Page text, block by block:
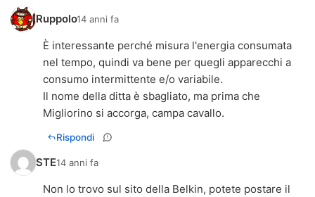
Ruppolo14 anni fa
È interessante perché misura l'energia consumata
nel tempo, quindi va bene per quegli apparecchi a
consumo intermittente e/o variabile.
Il nome della ditta è sbagliato, ma prima che
Migliorino si accorga, campa cavallo.
Rispondi
STE14 anni fa
Non lo trovo sul sito della Belkin, potete postare il